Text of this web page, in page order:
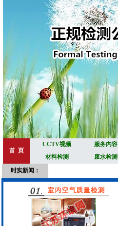
首 页
CCTV视频 服务内容
材料检测
废水检测
时实新闻：